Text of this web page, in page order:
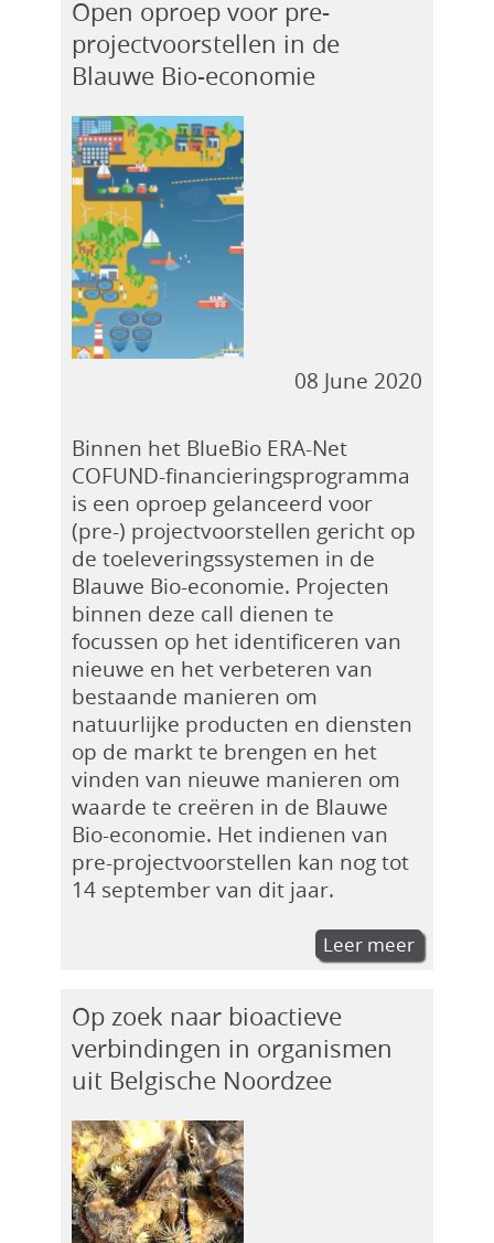
Open oproep voor pre-
projectvoorstellen in de
Blauwe Bio-economie
08 June 2020
Binnen het BlueBio ERA-Net
COFUND-financieringsprogramma
is een oproep gelanceerd voor
(pre-) projectvoorstellen gericht op
de toeleveringssystemen in de
Blauwe Bio-economie. Projecten
binnen deze call dienen te
focussen op het identificeren van
nieuwe en het verbeteren van
bestaande manieren om
natuurlijke producten en diensten
op de markt te brengen en het
vinden van nieuwe manieren om
waarde te creëren in de Blauwe
Bio-economie. Het indienen van
pre-projectvoorstellen kan nog tot
14 september van dit jaar.
Leer meer
Op zoek naar bioactieve
verbindingen in organismen
uit Belgische Noordzee